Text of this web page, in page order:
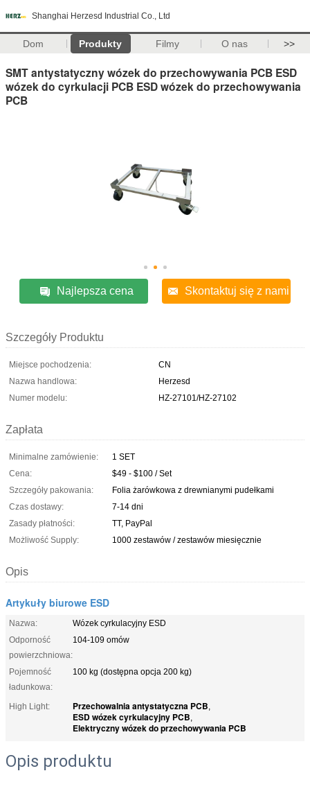
Shanghai Herzesd Industrial Co., Ltd
Dom Produkty Filmy O nas >>
SMT antystatyczny wózek do przechowywania PCB ESD
wózek do cyrkulacji PCB ESD wózek do przechowywania
PCB
Najlepsza cena Skontaktuj się z nami
Szczegóły Produktu
Miejsce pochodzenia:
CN
Nazwa handlowa:
Herzesd
Numer modelu:
HZ-27101/HZ-27102
Zapłata
Minimalne zamówienie:
1 SET
Cena:
$49 - $100 / Set
Szczegóły pakowania:
Folia żarówkowa z drewnianymi pudełkami
Czas dostawy:
7-14 dni
Zasady płatności:
TT, PayPal
Możliwość Supply:
1000 zestawów / zestawów miesięcznie
Opis
Artykuły biurowe ESD
Nazwa:
Wózek cyrkulacyjny ESD
Odporność
powierzchniowa:
104-109 omów
Pojemność
ładunkowa:
100 kg (dostępna opcja 200 kg)
High Light: Przechowalnia antystatyczna PCB,
ESD wózek cyrkulacyjny PCB,
Elektryczny wózek do przechowywania PCB
Opis produktu